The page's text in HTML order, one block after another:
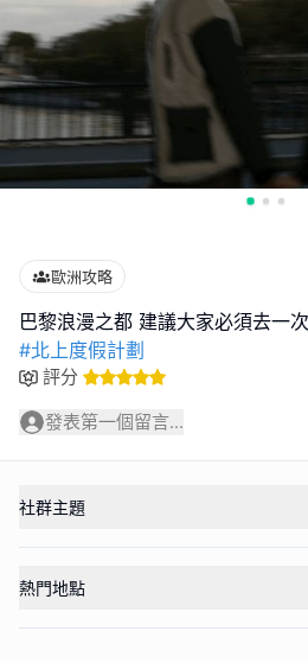
歐洲攻略
#北上度假計劃
評分
發表第一個留言...
社群主題
熱門地點